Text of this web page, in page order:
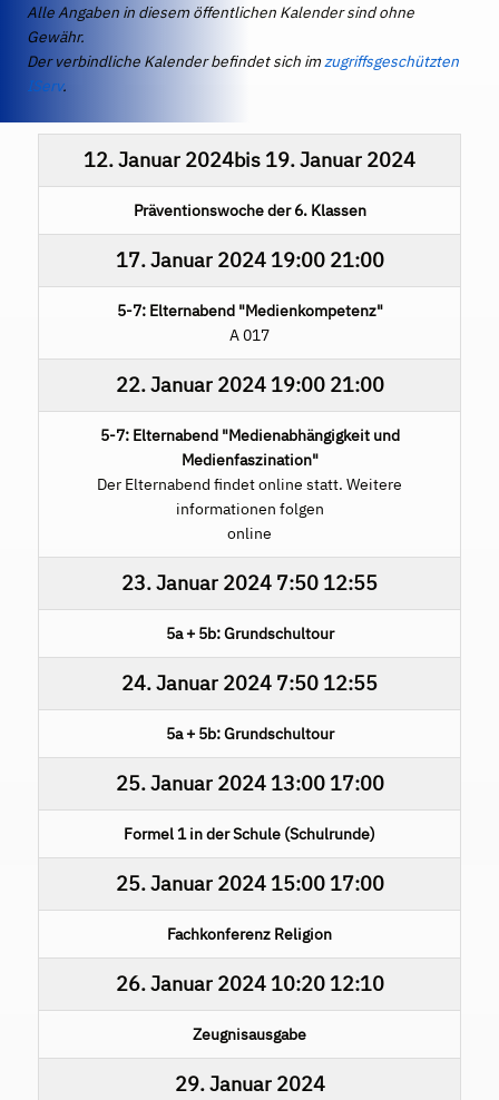
Alle Angaben in diesem öffentlichen Kalender sind ohne
Gewähr.
Der verbindliche Kalender befindet sich imzugriffsgeschützten
IServ.
12. Januar 2024bis 19. Januar 2024
Präventionswoche der 6. Klassen
17. Januar 202419:00 21:00
5-7: Elternabend "Medienkompetenz"
A 017
22. Januar 202419:00 21:00
5-7: Elternabend "Medienabhängigkeit und
Medienfaszination"
Der Elternabend findet online statt. Weitere
informationen folgen
online
23. Januar 2024 7:50 12:55
5a + 5b: Grundschultour
24. Januar 2024 7:50 12:55
5a + 5b: Grundschultour
25. Januar 202413:00 17:00
Formel 1 in der Schule (Schulrunde)
25. Januar 202415:00 17:00
Fachkonferenz Religion
26. Januar 202410:20 12:10
Zeugnisausgabe
29. Januar 2024